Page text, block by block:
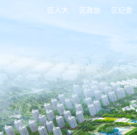
区人大 区政协 区纪委